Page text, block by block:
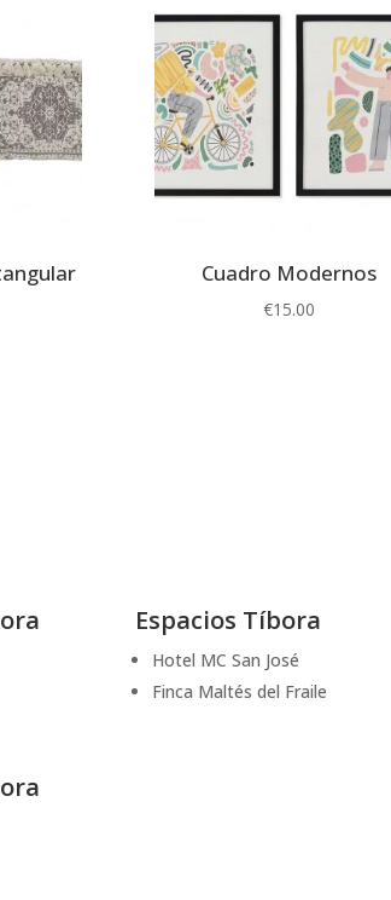
Cuadro Modernos
€15.00
Espacios Tíbora
Hotel MC San José
Finca Maltés del Fraile